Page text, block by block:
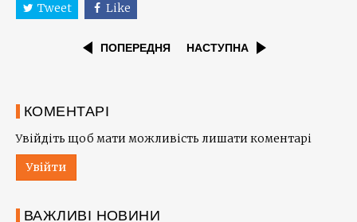
Tweet Like
ПОПЕРЕДНЯ НАСТУПНА
КОМЕНТАРІ
Увійдіть щоб мати можливість лишати коментарі
Увійти
ВАЖЛИВІ НОВИНИ